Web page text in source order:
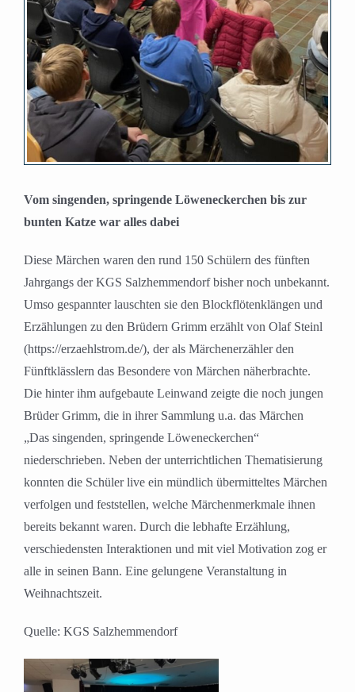
Vom singenden, springende Löweneckerchen bis zur
bunten Katze war alles dabei
Diese Märchen waren den rund 150 Schülern des fünften
Jahrgangs der KGS Salzhemmendorf bisher noch unbekannt.
Umso gespannter lauschten sie den Blockflötenklängen und
Erzählungen zu den Brüdern Grimm erzählt von Olaf Steinl
(https://erzaehlstrom.de/), der als Märchenerzähler den
Fünftklässlern das Besondere von Märchen näherbrachte.
Die hinter ihm aufgebaute Leinwand zeigte die noch jungen
Brüder Grimm, die in ihrer Sammlung u.a. das Märchen
„Das singenden, springende Löweneckerchen“
niederschrieben. Neben der unterrichtlichen Thematisierung
konnten die Schüler live ein mündlich übermitteltes Märchen
verfolgen und feststellen, welche Märchenmerkmale ihnen
bereits bekannt waren. Durch die lebhafte Erzählung,
verschiedensten Interaktionen und mit viel Motivation zog er
alle in seinen Bann. Eine gelungene Veranstaltung in
Weihnachtszeit.
Quelle: KGS Salzhemmendorf